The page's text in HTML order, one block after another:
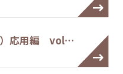
）応用編 vol…